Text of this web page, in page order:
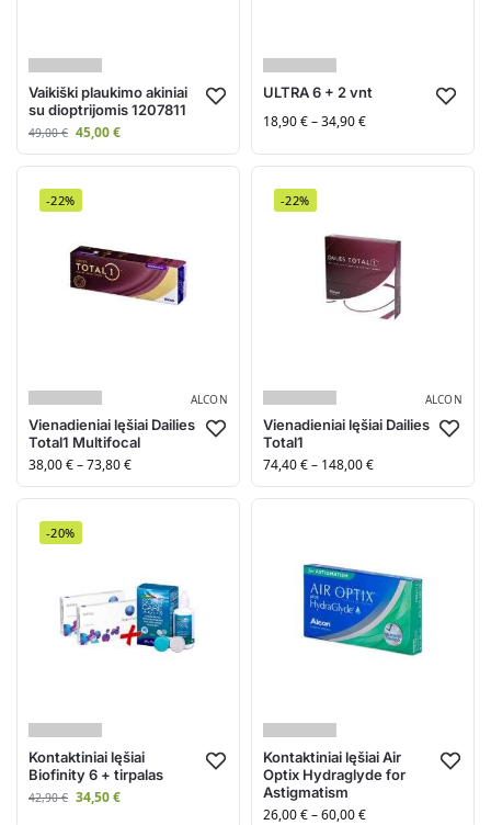
Vaikiški plaukimo akiniai
su dioptrijomis 1207811
49,00€ 45,00€
ULTRA 6 + 2 vnt
18,90€–34,90€
-22%
ALCON
Vienadieniai lęšiai Dailies
Total1 Multifocal
38,00€–73,80€
-22%
ALCON
Vienadieniai lęšiai Dailies
Total1
74,40€– 148,00€
-20%
Kontaktiniai lęšiai
Biofinity 6 + tirpalas
42,90€ 34,50€
Kontaktiniai lęšiai Air
Optix Hydraglyde for
Astigmatism
26,00€–60,00€